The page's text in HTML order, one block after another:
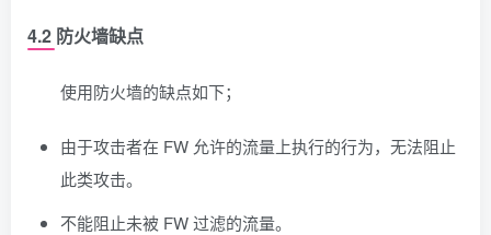
4.2 防火墙缺点
使用防火墙的缺点如下；
由于攻击者在 FW 允许的流量上执行的行为，无法阻止
此类攻击。
不能阻止未被 FW 过滤的流量。